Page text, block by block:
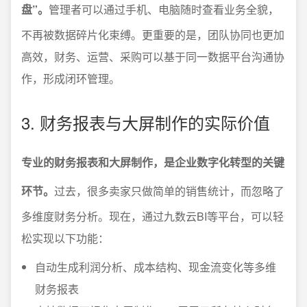
盘”。 管理者可以通过手机、电脑随时查看业务全貌，
不再被数据碎片化束缚。更重要的是，团队协同也更加
高效，财务、运营、采购可以基于同一数据平台沟通协
作，形成闭环管理。
3. 财务报表与大屏制作的实际价值
专业的财务报表和大屏制作，是企业数字化转型的关键
环节。 过去，很多卖家只做简单的销售统计，而忽略了
多维度财务分析。现在，通过九数云BI等平台，可以轻
松实现以下功能：
自动生成利润分析、成本结构、现金流变化等多维
财务报表